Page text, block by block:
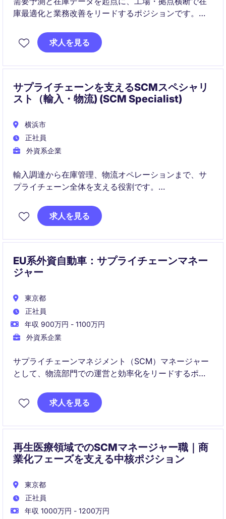
庫最適化と業務改善をリードするポジションです。
SAPを活用し、Excel中心の運用から脱却した実効性あ
るサプライチェーン運営を担っていただきます。
求人を見る
サプライチェーンを支えるSCMスペシャリ
スト（輸入・物流) (SCM Specialist)
横浜市
正社員
外資系企業
輸入調達から在庫管理、物流オペレーションまで、サ
プライチェーン全体を支える役割です。
国内外の関係者と連携し、安定供給と業務改善に貢献
していただきます。
求人を見る
EU系外資自動車：サプライチェーンマネー
ジャー
東京都
正社員
年収 900万円 - 1100万円
外資系企業
サプライチェーンマネジメント（SCM）マネージャー
として、物流部門での運営と効率化をリードするポジ
献できる方を募集します。
求人を見る
再生医療領域でのSCMマネージャー職｜商
業化フェーズを支える中核ポジション
東京都
正社員
年収 1000万円 - 1200万円